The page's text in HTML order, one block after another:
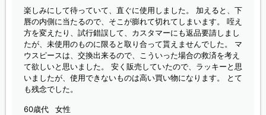
楽しみにして待っていて、直ぐに使用しました。 加えると、下
唇の内側に当たるので、そこが膨れて切れてしまいます。 咥え
方を変えたり、試行錯誤して、カスタマーにも返品要請しまし
たが、未使用のものに限ると取り合って貰えませんでした。 マ
ウスピースは、交換出来るので、こういった場合の救済を考え
て欲しいと思いました。 安く販売していたので、ラッキーと思
いましたが、使用できないものは高い買い物になります。 とて
も残念でした。
60歳代 女性